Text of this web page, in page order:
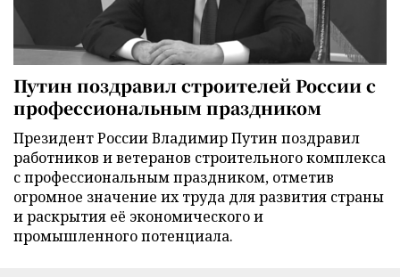
Путин поздравил строителей России с
профессиональным праздником
Президент России Владимир Путин поздравил
работников и ветеранов строительного комплекса
с профессиональным праздником, отметив
огромное значение их труда для развития страны
и раскрытия её экономического и
промышленного потенциала.